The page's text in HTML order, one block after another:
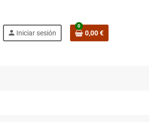
person Iniciar sesión
0
0,00 €